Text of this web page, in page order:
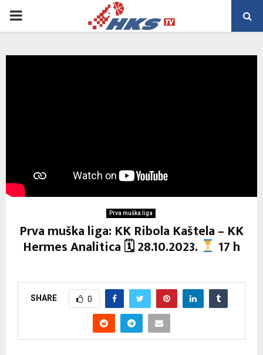
PRIMARY
Prva muška liga
Prva muška liga: KK Ribola Kaštela – KK
Hermes Analitica 🗓 28.10.2023. 17 h
SHARE 0